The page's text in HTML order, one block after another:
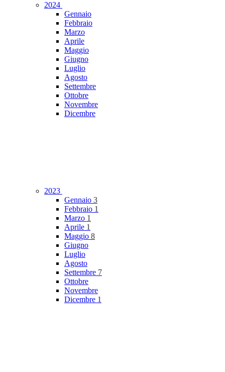
2024
Gennaio
Febbraio
Marzo
Aprile
Maggio
Giugno
Luglio
Agosto
Settembre
Ottobre
Novembre
Dicembre
2023
Gennaio 3
Febbraio 1
Marzo 1
Aprile 1
Maggio 8
Giugno
Luglio
Agosto
Settembre 7
Ottobre
Novembre
Dicembre 1